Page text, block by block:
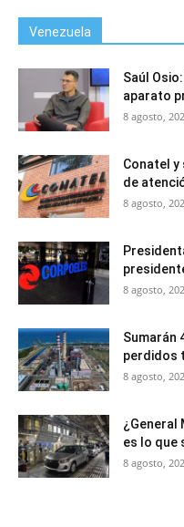
Venezuela
Saúl
aparato
8 agosto,
Conatel
de
8 agosto,
8 agosto,
Sumarán
perdidos
8 agosto,
¿General
es lo que
8 agosto,